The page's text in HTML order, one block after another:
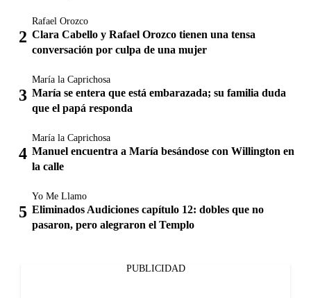
Rafael Orozco
Clara Cabello y Rafael Orozco tienen una tensa
conversación por culpa de una mujer
María la Caprichosa
María se entera que está embarazada; su familia duda
que el papá responda
María la Caprichosa
Manuel encuentra a María besándose con Willington en
la calle
Yo Me Llamo
Eliminados Audiciones capítulo 12: dobles que no
pasaron, pero alegraron el Templo
PUBLICIDAD